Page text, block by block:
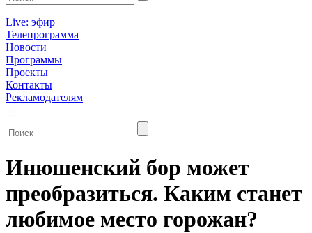
Live: эфир
Телепрограмма
Новости
Программы
Проекты
Контакты
Рекламодателям
Инюшенский бор может
преобразиться. Каким станет
любимое место горожан?